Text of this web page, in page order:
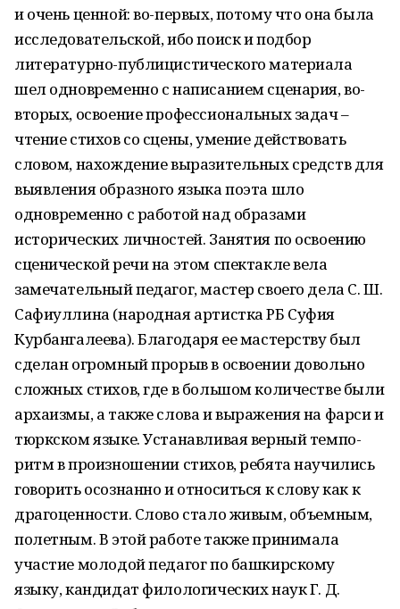
и очень ценной: во-первых, потому что она была
исследовательской, ибо поиск и подбор
литературно-публицистического материала
шел одновременно с написанием сценария, во-
вторых, освоение профессиональных задач –
чтение стихов со сцены, умение действовать
словом, нахождение выразительных средств для
выявления образного языка поэта шло
одновременно с работой над образами
исторических личностей. Занятия по освоению
сценической речи на этом спектакле вела
замечательный педагог, мастер своего дела С. Ш.
Сафиуллина (народная артистка РБ Суфия
Курбангалеева). Благодаря ее мастерству был
сделан огромный прорыв в освоении довольно
сложных стихов, где в большом количестве были
архаизмы, а также слова и выражения на фарси и
тюркском языке. Устанавливая верный темпо-
ритм в произношении стихов, ребята научились
говорить осознанно и относиться к слову как к
драгоценности. Слово стало живым, объемным,
полетным. В этой работе также принимала
участие молодой педагог по башкирскому
языку, кандидат филологических наук Г. Д.